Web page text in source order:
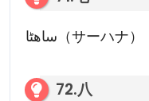
ساھڻا（サーハナ）
72.八